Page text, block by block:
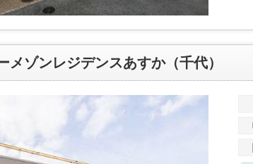
メゾンレジデンスあすか（千代）